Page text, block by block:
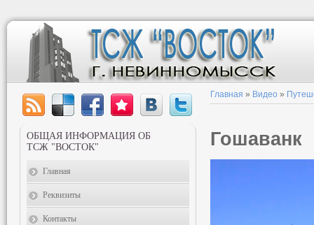
Главная » Видео »
Гошаванк
ОБЩАЯ ИНФОРМАЦИЯ ОБ
ТСЖ "ВОСТОК"
Главная
Реквизиты
Контакты